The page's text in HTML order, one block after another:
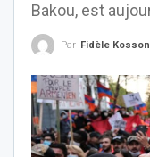
Bakou, est
Par Fidèle